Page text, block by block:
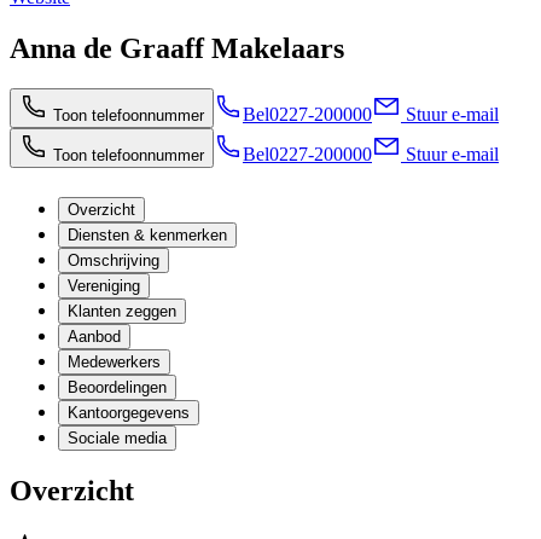
Anna de Graaff Makelaars
Toon telefoonnummer Bel0227-200000 Stuur e-mail
Toon telefoonnummer Bel0227-200000 Stuur e-mail
Overzicht
Diensten & kenmerken
Omschrijving
Vereniging
Klanten zeggen
Aanbod
Medewerkers
Beoordelingen
Kantoorgegevens
Sociale media
Overzicht